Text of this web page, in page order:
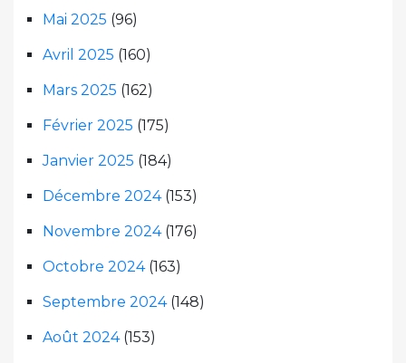
Mai 2025 (96)
Avril 2025 (160)
Mars 2025 (162)
Février 2025 (175)
Janvier 2025 (184)
Décembre 2024(153)
Novembre 2024(176)
Octobre 2024(163)
Septembre 2024(148)
Août 2024(153)